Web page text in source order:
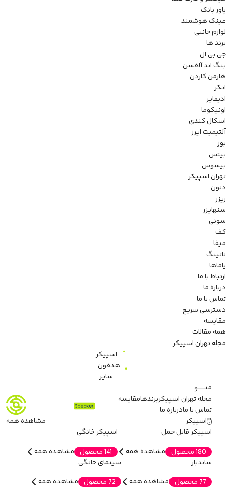
پاور بانک
عینک هوشمند
لوازم جانبی
برند ها
جی بی ال
بنگ اند آلفسن
هارمن کاردن
انکر
ادیفایر
اونیکوما
اسکال کندی
آلتیمیت ایرز
بوز
بیتس
بیسوس
تهران اسپیکر
دنون
ریزر
سنهایزر
سونی
کف
میفا
ناتینگ
یاماها
ارتباط با ما
درباره ما
تماس با ما
دسترسی سریع
مقایسه
همه مقالات
مجله تهران اسپیکر
اسپیکر
هدفون
سایر
منـــــــو
مجله تهران اسپیکربرندهامقایسه
تماس با مادرباره ما
اسپیکر
مشاهده همه
اسپیکر قابل حمل
180 محصول
مشاهده همه
اسپیکر خانگی
141 محصول
مشاهده همه
ساندبار
77 محصول
مشاهده همه
سینمای خانگی
72 محصول
مشاهده همه